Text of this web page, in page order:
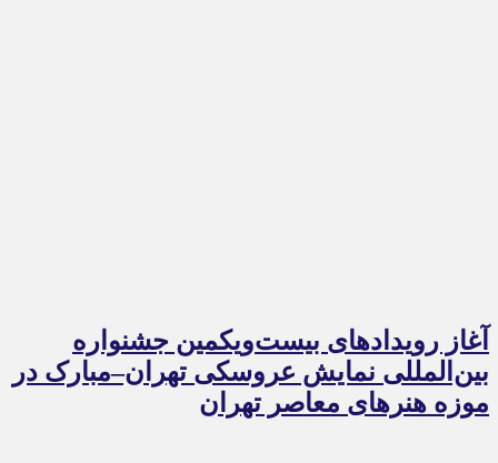
آغاز رویدادهای بیست‌ویکمین جشنواره
بین‌المللی نمایش عروسکی تهران–مبارک در
موزه هنرهای معاصر تهران